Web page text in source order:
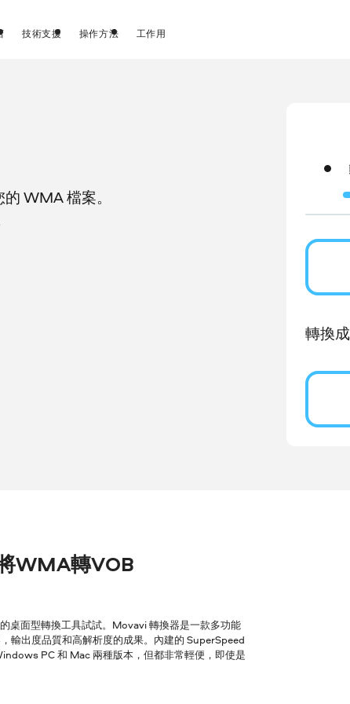
技術支援 操作方法 工作用
WMA 檔案。
轉換成
WMA轉VOB
桌面型轉換工具試試。Movavi 轉換器是一款多功能
輸出度品質和高解析度的成果。內建的 SuperSpeed
PC 和 Mac 兩種版本，但都非常輕便，即使是